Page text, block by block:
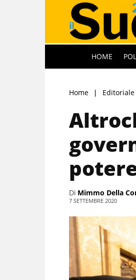
HOME
Home Editoriale
Di Mimmo Della
7 SETTEMBRE 2020